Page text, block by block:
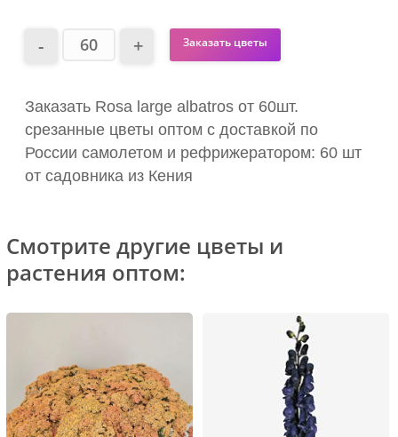
Заказать цветы
Заказать Rosa large albatros от 60шт.
срезанные цветы оптом с доставкой по
России самолетом и рефрижератором: 60 шт
от садовника из Кения
Смотрите другие цветы и
растения оптом: